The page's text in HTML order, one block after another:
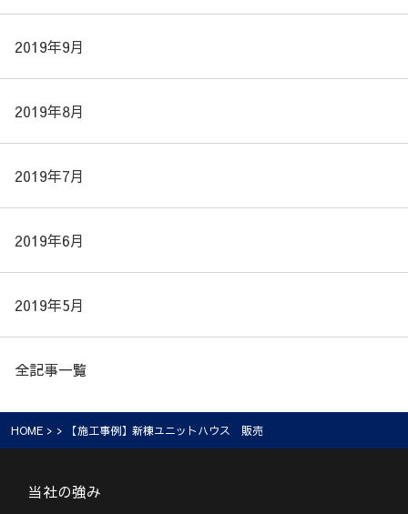
2019年9月
2019年8月
2019年7月
2019年6月
2019年5月
全記事一覧
HOME > > 【施工事例】新棟ユニットハウス 販売
当社の強み